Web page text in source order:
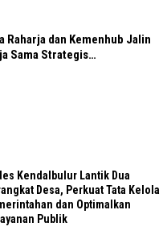
Raharja dan Kemenhub Jalin
Sama Strategis…
Kendalbulur Lantik Dua
Desa, Perkuat Tata Kelola
dan Optimalkan
Publik